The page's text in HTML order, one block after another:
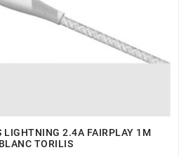
LIGHTNING 2.4A FAIRPLAY 1M
BLANC TORILIS